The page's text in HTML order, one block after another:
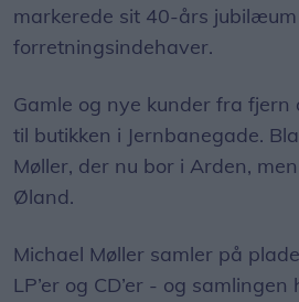
markerede sit 40-års jubilæum
forretningsindehaver.
Gamle og nye kunder fra
til butikken i Jernbanegade.
Møller, der nu bor i Arden,
Øland.
Michael Møller samler på
LP’er og CD’er - og